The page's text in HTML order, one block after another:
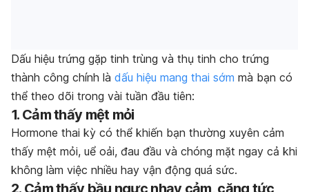
Dấu hiệu trứng gặp tinh trùng và thụ tinh cho trứng
thành công chính là dấu hiệu mang thai sớm mà bạn có
thể theo dõi trong vài tuần đầu tiên:
1. Cảm thấy mệt mỏi
Hormone thai kỳ có thể khiến bạn thường xuyên cảm
thấy mệt mỏi, uể oải, đau đầu và chóng mặt ngay cả khi
không làm việc nhiều hay vận động quá sức.
2. Cảm thấy bầu ngực nhạy cảm, căng tức